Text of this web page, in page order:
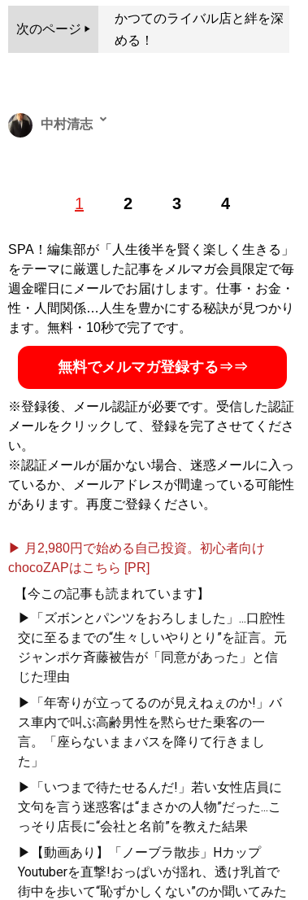
次のページ
かつてのライバル店と絆を深
める！
1 2 3 4
中村清志
理師免許を有し、過去には飲食店を経営。現在は中村コ
継対策にも力を入れている。X（旧ツイッター）：
@kaisyasindan
記事一覧へ
SPA！編集部が「人生後半を賢く楽しく生きる」
をテーマに厳選した記事をメルマガ会員限定で毎
週金曜日にメールでお届けします。仕事・お金・
性・人間関係…人生を豊かにする秘訣が見つかり
ます。無料・10秒で完了です。
無料でメルマガ登録する⇒⇒
※登録後、メール認証が必要です。受信した認証
メールをクリックして、登録を完了させてくださ
い。
※認証メールが届かない場合、迷惑メールに入っ
ているか、メールアドレスが間違っている可能性
があります。再度ご登録ください。
▶ 月2,980円で始める自己投資。初心者向け
chocoZAPはこちら [PR]
【今この記事も読まれています】
▶「ズボンとパンツをおろしました」...口腔性
交に至るまでの“生々しいやりとり”を証言。元
ジャンポケ斉藤被告が「同意があった」と信
じた理由
▶「年寄りが立ってるのが見えねぇのか!」バ
ス車内で叫ぶ高齢男性を黙らせた乗客の一
言。「座らないままバスを降りて行きまし
た」
▶「いつまで待たせるんだ!」若い女性店員に
文句を言う迷惑客は“まさかの人物”だった...こ
っそり店長に“会社と名前”を教えた結果
▶【動画あり】「ノーブラ散歩」Hカップ
Youtuberを直撃!おっぱいが揺れ、透け乳首で
街中を歩いて“恥ずかしくない”のか聞いてみた